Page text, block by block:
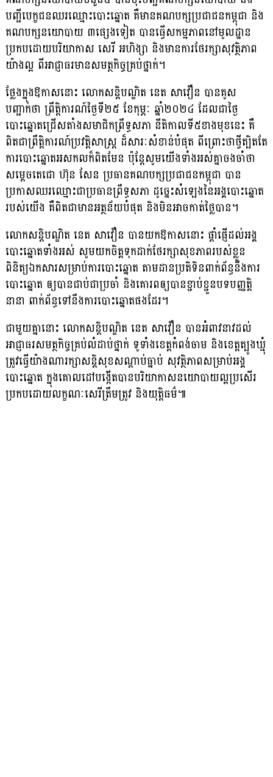
បញ្ជីបេក្ខជនឈរឈ្មោះបោះឆ្នោត គឺមានគណបក្សប្រជាជនកម្ពុជា និង
គណបក្សនយោបាយ ៣ផ្សេងទៀត បានធ្វើសកម្មភាពនៅមូលដ្ឋាន
ប្រកបដោយបរិយាកាស សេរី អហិង្សា និងមានការថែរក្សាសុវត្ថិភាព
យ៉ាងល្អ ពីអាជ្ញាធរមានសមត្ថកិច្ចគ្រប់ថ្នាក់។
ថ្លែងក្នុងឱកាសនោះ លោកសន្តិបណ្ឌិត នេត សាវឿន បានគូស
បញ្ជាក់ថា ព្រឹត្តិការណ៍ថ្ងៃទី២៥ ខែកុម្ភៈ ឆ្នាំ២០២៤ ដែលជាថ្ងៃ
បោះឆ្នោតជ្រើសតាំងសមាជិកព្រឹទ្ធសភា នីតិកាលទី៥ខាងមុខនេះ គឺ
ពិតជាព្រឹត្តិការណ៍ប្រវត្តិសាស្ត្រ ដ៏សារៈសំខាន់បំផុត ពីព្រោះថាថ្វីត្បិតតែ
ការបោះឆ្នោតអសកលក៏ពិតមែន ប៉ុន្តែសូមយើងទាំងអស់គ្នាចងចាំថា
សម្ដេចតេជោ ហ៊ុន សែន ប្រធានគណបក្សប្រជាជនកម្ពុជា បាន
ប្រកាសឈរឈ្មោះជាប្រធានព្រឹទ្ធសភា ដូច្នេះសំឡេងនៃអង្គបោះឆ្នោត
របស់យើង គឺពិតជាមានអត្ថន័យបំផុត និងមិនអាចកាត់ថ្លៃបាន។
លោកសន្តិបណ្ឌិត នេត សាវឿន បានយកឱកាសនោះ ផ្ដាំផ្ញើដល់អង្គ
បោះឆ្នោតទាំងអស់ សូមយកចិត្តទុកដាក់ថែរក្សាសុខភាពរបស់ខ្លួន
ពិនិត្យឯកសារសម្រាប់ការបោះឆ្នោត តាមដានប្រតិទិនពាក់ព័ន្ធនឹងការ
បោះឆ្នោត ឲ្យបានជាប់ជាប្រចាំ និងគោរពឲ្យបានខ្ជាប់ខ្ជួនបទបញ្ញត្តិ
នានា ពាក់ព័ន្ធទៅនឹងការបោះឆ្នោតផងដែរ។
ជាមួយគ្នានោះ លោកសន្តិបណ្ឌិត នេត សាវឿន បានអំពាវនាវដល់
អាជ្ញាធរសមត្ថកិច្ចគ្រប់លំដាប់ថ្នាក់ ទូទាំងខេត្តកំពង់ចាម និងខេត្តត្បូងឃ្មុំ
ត្រូវធ្វើយ៉ាងណារក្សាសន្តិសុខសណ្ដាប់ធ្នាប់ សុវត្ថិភាពសម្រាប់អង្គ
បោះឆ្នោត ក្នុងគោលដៅបង្កើតបានបរិយាកាសនយោបាយល្អប្រសើរ
ប្រកបដោយលក្ខណៈសេរីត្រឹមត្រូវ និងយុត្តិធម៌៕